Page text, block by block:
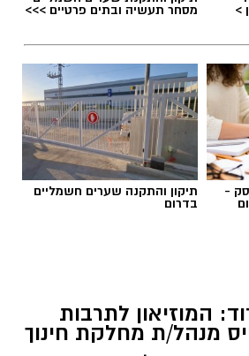
> מסחר תעשיה ובתים פרטיים >>>
- תיקון והתקנה שערים חשמליים
בדרום
המוזיאון לתרבות
מנהל/ת מחלקת חינוך